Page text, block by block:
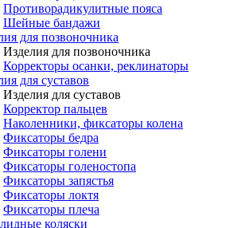
Противорадикулитные пояса
Шейные бандажи
для позвоночника
Изделия для позвоночника
Корректоры осанки, реклинаторы
для суставов
Изделия для суставов
Корректор пальцев
Наколенники, фиксаторы колена
Фиксаторы бедра
Фиксаторы голени
Фиксаторы голеностопа
Фиксаторы запястья
Фиксаторы локтя
Фиксаторы плеча
коляски